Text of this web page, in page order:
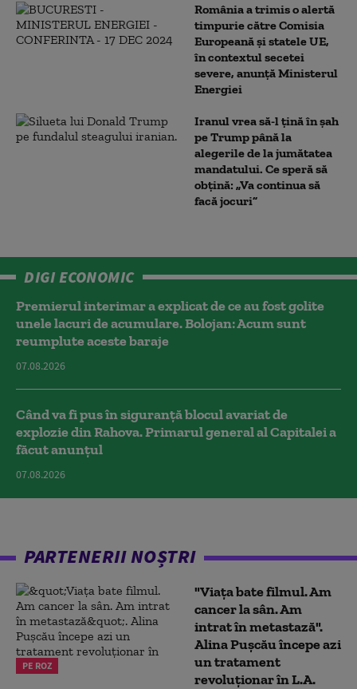
România a trimis o alertă
timpurie către Comisia
Europeană și statele UE,
în contextul secetei
severe, anunță Ministerul
Energiei
Iranul vrea să-l țină în șah
pe Trump până la
alegerile de la jumătatea
mandatului. Ce speră să
obțină: „Va continua să
facă jocuri”
DIGI ECONOMIC
Premierul interimar a explicat de ce au fost golite
unele lacuri de acumulare. Bolojan: Acum sunt
reumplute aceste baraje
07.08.2026
Când va fi pus în siguranță blocul avariat de
explozie din Rahova. Primarul general al Capitalei a
făcut anunțul
07.08.2026
PARTENERII NOȘTRI
PE ROZ
"Viața bate filmul. Am
cancer la sân. Am
intrat în metastază".
Alina Pușcău începe azi
un tratament
revoluționar în L.A.